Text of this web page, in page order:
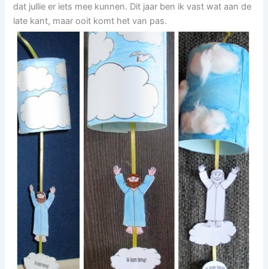
dat jullie er iets mee kunnen. Dit jaar ben ik vast wat aan de
late kant, maar ooit komt het van pas.